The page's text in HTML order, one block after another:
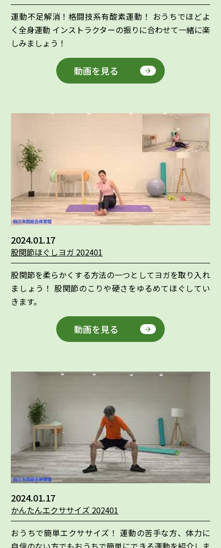
運動不足解消！格闘技系有酸素運動！ おうちでほどよ
く全身運動 インストラクターの振りに合わせて一緒に楽
しみましょう！
動画を見る
2024.01.17
股関節ほぐしヨガ 202401
股関節を柔らかくする方法の一つとしてヨガを取り入れ
ましょう！ 股関節のこりや硬さをゆるめてほぐしてい
きます。
動画を見る
2024.01.17
かんたんエクササイズ 202401
おうちで簡単エクササイズ！ 運動の苦手な方、体力に